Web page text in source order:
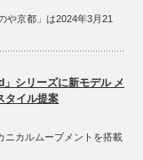
や京都」は2024年3月21
シリーズに新モデル メ
タイル提案
ニカルムーブメントを搭載